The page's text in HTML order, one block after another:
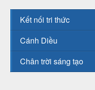
Kết nối tri thức
Cánh Diều
Chân trời sáng tạo